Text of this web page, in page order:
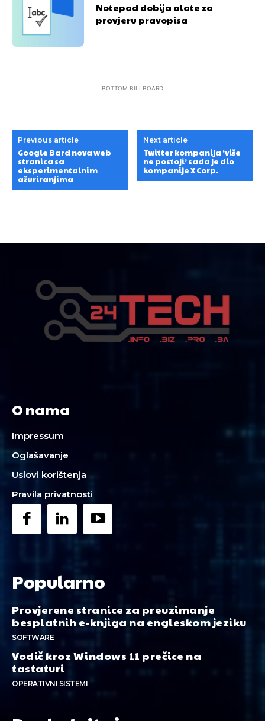
Notepad dobija alate za
provjeru pravopisa
BOTTOM BILLBOARD
Previous article
Google Bard nova web
stranica sa
eksperimentalnim
ažuriranjima
Next article
Twitter kompanija ‘više
ne postoji’ sada je dio
kompanije X Corp.
O nama
Impressum
Oglašavanje
Uslovi korištenja
Pravila privatnosti
Popularno
Provjerene stranice za preuzimanje
besplatnih e-knjiga na engleskom jeziku
SOFTWARE
Vodič kroz Windows 11 prečice na
tastaturi
OPERATIVNI SISTEMI